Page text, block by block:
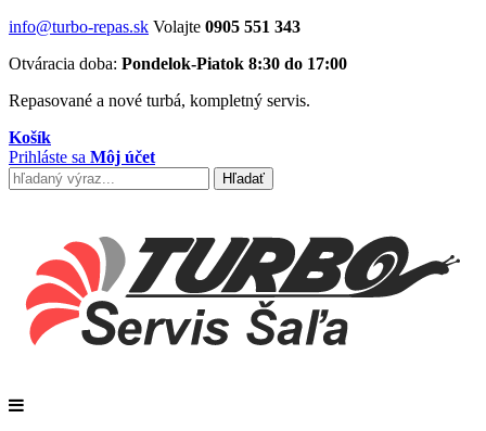
info@turbo-repas.sk Volajte 0905 551 343
Otváracia doba: Pondelok-Piatok 8:30 do 17:00
Repasované a nové turbá, kompletný servis.
Košík
Prihláste sa Môj účet